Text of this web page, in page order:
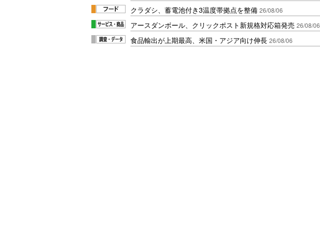
クラダシ、蓄電池付き3温度帯拠点を整備 26/08/06
アースダンボール、クリックポスト新規格対応箱発売 26/08/06
食品輸出が上期最高、米国・アジア向け伸長 26/08/06